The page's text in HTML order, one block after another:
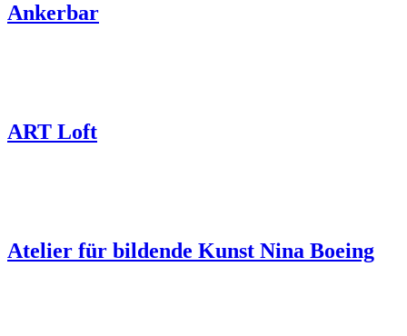
Ankerbar
ART Loft
Atelier für bildende Kunst Nina Boeing